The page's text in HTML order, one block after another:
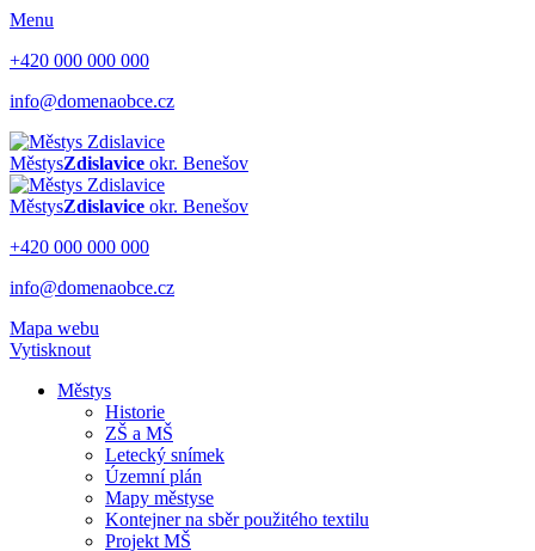
Menu
+420 000 000 000
info@domenaobce.cz
MěstysZdislavice okr. Benešov
MěstysZdislavice okr. Benešov
+420 000 000 000
info@domenaobce.cz
Mapa webu
Vytisknout
Městys
Historie
ZŠ a MŠ
Letecký snímek
Územní plán
Mapy městyse
Kontejner na sběr použitého textilu
Projekt MŠ